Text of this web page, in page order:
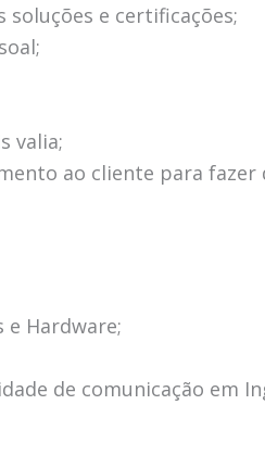
soluções e certificações;
valia;
ao cliente para fazer
e Hardware;
de comunicação em